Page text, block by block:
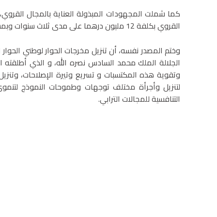
كما شملت المجهودات المبذولة العناية بالمجال
القروي بكلفة 12 مليون درهما على مدى ثلاث سنوات وبمساهمة الوزارة التي تقدر ب6 مليون درهم.
وختم المصدر نفسه، أن تنزيل مخرجات الحوار لوطني
وتقوية هذه المكتسبات و تسريع وتيرة الإصلاحات،
لتنزيل وأجرأة مختلف توجهات وطموحات النموذج
التنافسية للمجالات الترابي.